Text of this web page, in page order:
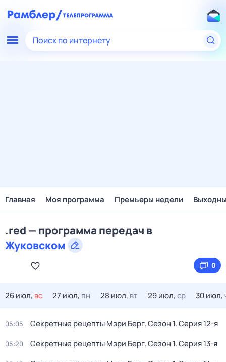
Поиск по интернету
Главная Моя программа Премьеры недели
.red — программа передач в
Жуковском
0
26 июл, вс 27 июл, пн 28 июл, вт 29 июл,ср 30 июл,
05:05 Секретные рецепты Мэри Берг. Сезон 1. Серия 12-я
05:20 Секретные рецепты Мэри Берг. Сезон 1. Серия 13-я